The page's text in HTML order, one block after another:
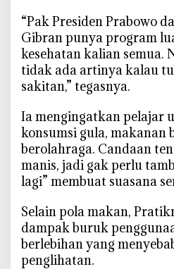
i
E
m
a
n
d
o
n
e
a
‎“Pak Presiden Prabowo
Gibran punya program
kesehatan kalian semua.
tidak ada artinya kalau
sakitan,” tegasnya.
‎Ia mengingatkan pelajar
konsumsi gula, makanan
berolahraga. Candaan
manis, jadi gak perlu
lagi” membuat suasana
‎Selain pola makan,
dampak buruk
berlebihan yang
penglihatan.